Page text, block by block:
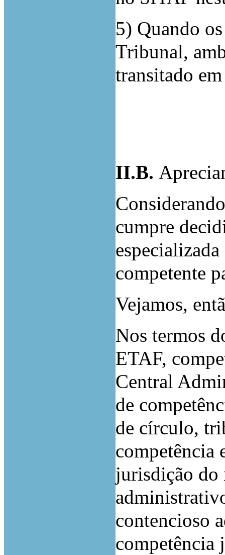
5) Quando
Tribunal,
transitado
II.B.
cumpre
competente
Vejamos,
Nos termos
ETAF,
Central
de
de círculo,
competência
jurisdição do
contencioso
competência